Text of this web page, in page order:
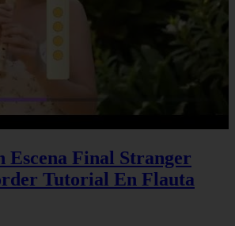
Escena Final Stranger
Tutorial En Flauta